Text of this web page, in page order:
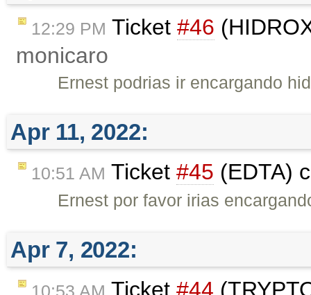
12:29 PM Ticket #46
monicaro
Ernest podrias ir encargando
Apr 11, 2022:
10:51 AM Ticket #45 (EDTA)
Ernest por favor irias
Apr 7, 2022:
10:53 AM Ticket #44